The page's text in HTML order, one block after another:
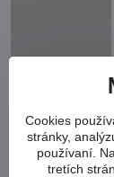
Cookies
stránky,
používaní.
tretích